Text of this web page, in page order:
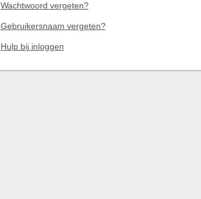
Wachtwoord vergeten?
Gebruikersnaam vergeten?
Hulp bij inloggen